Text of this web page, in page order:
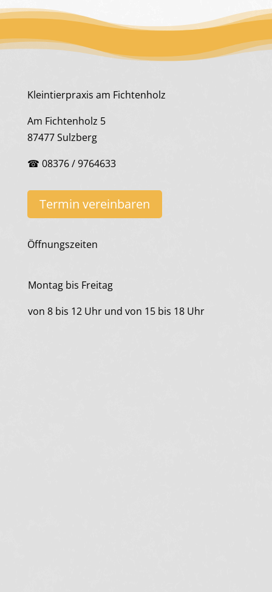
Kleintierpraxis am Fichtenholz
Am Fichtenholz 5
87477 Sulzberg
☎ 08376 / 9764633
Termin vereinbaren
Öffnungszeiten
Montag bis Freitag
von 8 bis 12 Uhr und von 15 bis 18 Uhr